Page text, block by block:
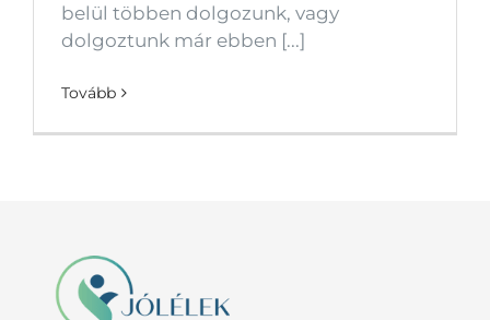
belül többen dolgozunk, vagy
dolgoztunk már ebben [...]
Tovább